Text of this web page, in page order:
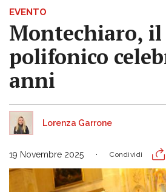
EVENTO
Montechiaro, il
polifonico
anni
Lorenza Garrone
19 Novembre 2025 Condividi